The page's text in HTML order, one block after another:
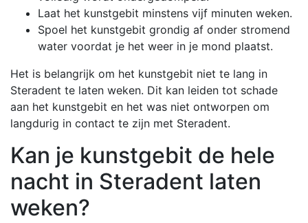
Laat het kunstgebit minstens vijf minuten weken.
Spoel het kunstgebit grondig af onder stromend
water voordat je het weer in je mond plaatst.
Het is belangrijk om het kunstgebit niet te lang in
Steradent te laten weken. Dit kan leiden tot schade
aan het kunstgebit en het was niet ontworpen om
langdurig in contact te zijn met Steradent.
Kan je kunstgebit de hele
nacht in Steradent laten
weken?